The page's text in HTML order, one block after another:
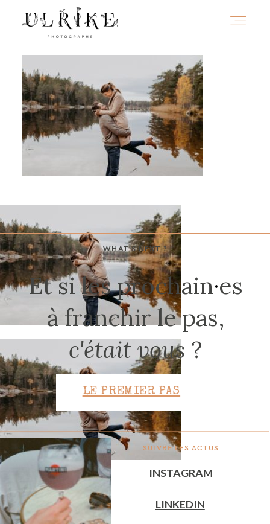
WHAT'S NEXT ?
SUIVRE LES ACTUS
Et si les prochain·es
à franchir le pas,
c'était vous ?
INSTAGRAM
LINKEDIN
LE PREMIER PAS
A PROPOS
PORTFOLIO
JOURNAL
CONTACT